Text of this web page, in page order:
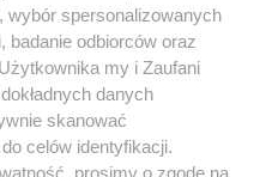
wybór spersonalizowanych
badanie odbiorców oraz
my i Zaufani
danych
skanować
celów identyfikacji.
prosimy o zgodę na